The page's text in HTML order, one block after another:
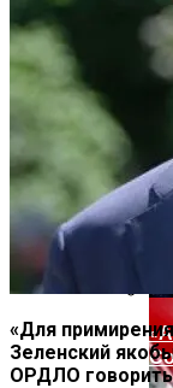
«Для
Зеленский
ОРДЛО говорить